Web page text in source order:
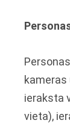
ieraksta
vieta),